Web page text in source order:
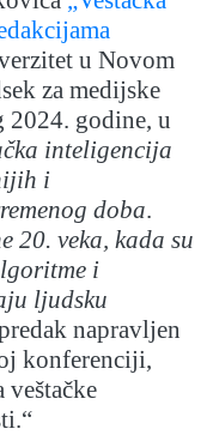
u Novom
za medijske
godine, u
inteligencija
i
doba.
20. veka, kada su
i
ljudsku
napravljen
konferenciji,
veštačke